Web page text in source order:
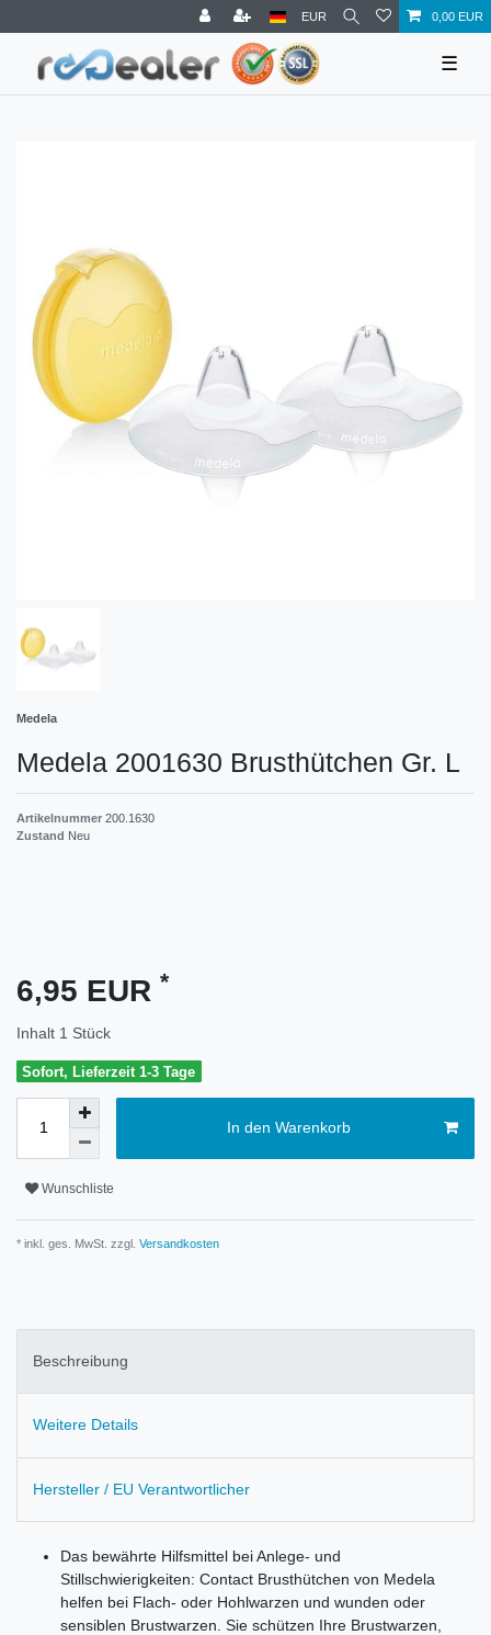
EUR 0,00 EUR
☰
Medela
Medela 2001630 Brusthütchen Gr. L
Artikelnummer 200.1630
Zustand Neu
6,95 EUR *
Inhalt 1 Stück
Sofort, Lieferzeit 1-3 Tage
In den Warenkorb
Wunschliste
* inkl. ges. MwSt. zzgl. Versandkosten
Beschreibung
Weitere Details
Hersteller / EU Verantwortlicher
Das bewährte Hilfsmittel bei Anlege- und
Stillschwierigkeiten: Contact Brusthütchen von Medela
helfen bei Flach- oder Hohlwarzen und wunden oder
sensiblen Brustwarzen. Sie schützen Ihre Brustwarzen,